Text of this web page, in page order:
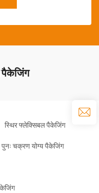
पैकेजिंग
स्थिर फ्लेक्सिबल पैकेजिंग
पुनः चक्रण योग्य पैकेजिंग